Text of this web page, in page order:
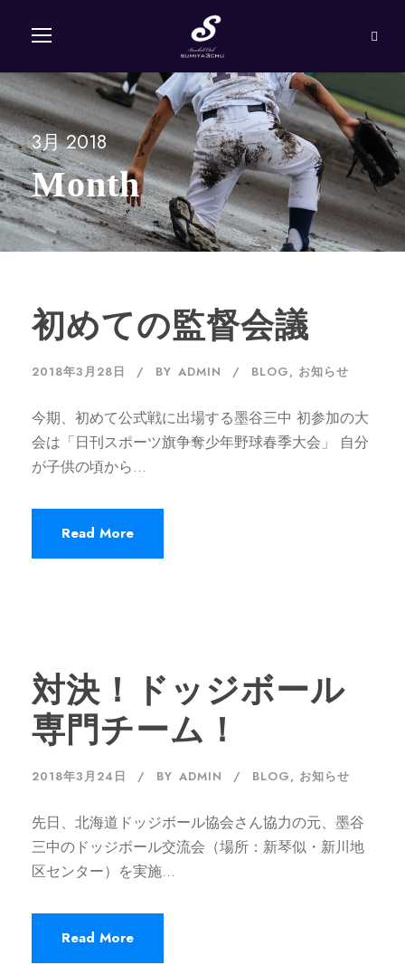
3月 2018
Month
初めての監督会議
2018年3月28日 BY ADMIN BLOG, お知らせ
今期、初めて公式戦に出場する墨谷三中 初参加の大
会は「日刊スポーツ旗争奪少年野球春季大会」 自分
が子供の頃から...
Read More
対決！ドッジボール
専門チーム！
2018年3月24日 BY ADMIN BLOG, お知らせ
先日、北海道ドッジボール協会さん協力の元、墨谷
三中のドッジボール交流会（場所：新琴似・新川地
区センター）を実施...
Read More